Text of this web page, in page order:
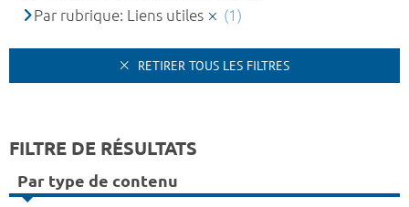
Par rubrique: Liens utiles
(1)
RETIRER TOUS LES FILTRES
FILTRE DE RÉSULTATS
Par type de contenu